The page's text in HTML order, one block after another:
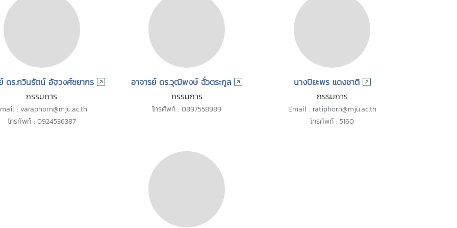
ดร.กวินรัตน์ อัฐวงศ์ชยากร
กรรมการ
: varaphorn@mju.ac.th
โทรศัพท์ : 0924536387
อาจารย์ ดร.วุฒิพงษ์ ฉั่วตระกูล
กรรมการ
โทรศัพท์ : 0897558989
นางปิยะพร แดงชาติ
กรรมการ
Email : ratiphorn@mju.ac.th
โทรศัพท์ : 5160